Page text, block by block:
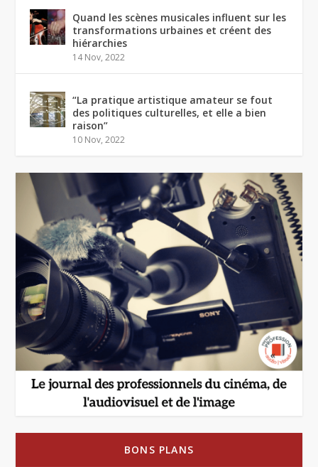
Quand les scènes musicales influent sur les
transformations urbaines et créent des
hiérarchies
14 Nov, 2022
“La pratique artistique amateur se fout
des politiques culturelles, et elle a bien
raison”
10 Nov, 2022
BONS PLANS